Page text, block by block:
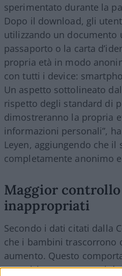
sperimentato durante la
Dopo il download, gli
utilizzando un documento
passaporto o la carta
propria età in modo
con tutti i device:
Un aspetto sottolineato
rispetto degli standard di
dimostreranno la propria
informazioni personali”,
Leyen, aggiungendo che il
completamente anonimo
Maggior
inappropriati
Secondo i dati citati dalla
che i bambini trascorrono
aumento. Questo
esposizione a contenuti